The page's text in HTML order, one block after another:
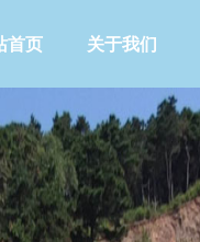
首页 关于我们